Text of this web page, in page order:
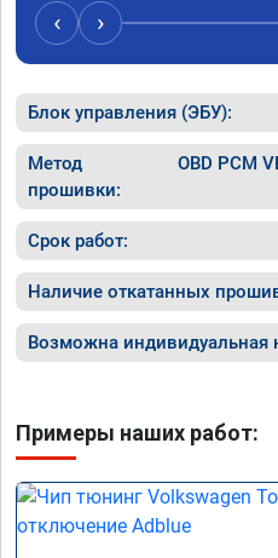
А 011851 . Рекомендую!!!
‹ ›
Блок управления (ЭБУ):
Метод
прошивки:
OBD PCM
Срок работ:
Наличие откатанных
Возможна индивидуальная
Примеры наших работ: